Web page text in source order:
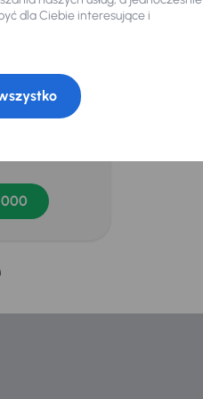
o
dla Ciebie interesujące i